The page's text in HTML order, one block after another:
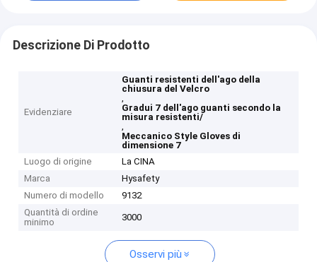
Descrizione Di Prodotto
Evidenziare
Guanti resistenti dell'ago della
chiusura del Velcro
,
Gradui 7 dell'ago guanti secondo la
misura resistenti/
,
Meccanico Style Gloves di
dimensione 7
Luogo di origine
La CINA
Marca
Hysafety
Numero di modello
9132
Quantità di ordine
minimo
3000
Osservi più